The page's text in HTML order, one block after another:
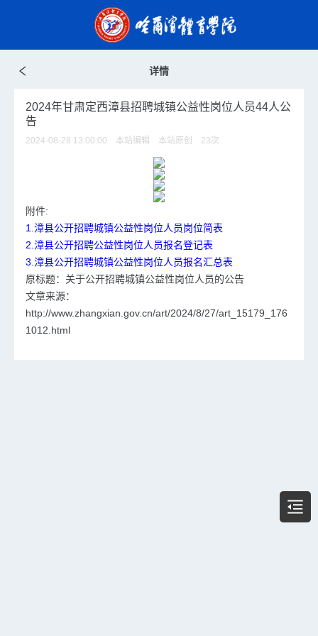
详情
2024年甘肃定西漳县招聘城镇公益性岗位人员44人公
告
2024-08-28 13:00:00 本站编辑 本站原创 23次
附件:
1.漳县公开招聘城镇公益性岗位人员岗位简表
2.漳县公开招聘公益性岗位人员报名登记表
3.漳县公开招聘城镇公益性岗位人员报名汇总表
原标题：关于公开招聘城镇公益性岗位人员的公告
文章来源：
http://www.zhangxian.gov.cn/art/2024/8/27/art_15179_176
1012.html